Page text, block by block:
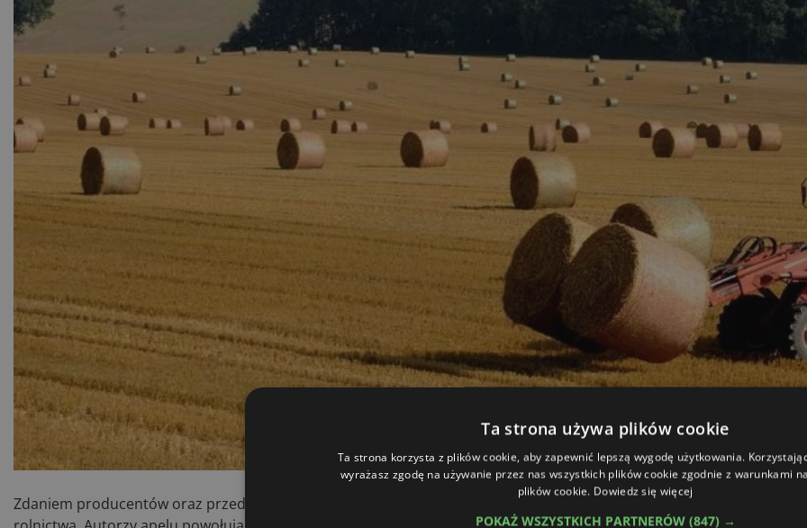
Zdaniem producentów oraz przedsiębiorców podatek cukrowy bardzo negatywnie wpłynie na funkcjonowanie
Ta strona używa plików cookie
Ta strona korzysta z plików cookie, aby zapewnić lepszą wygodę użytkowania.
wyrażasz zgodę na używanie przez nas wszystkich plików cookie zgodnie z warunkami
plików cookie. Dowiedz się więcej
POKAŻ WSZYSTKICH PARTNERÓW (847) →